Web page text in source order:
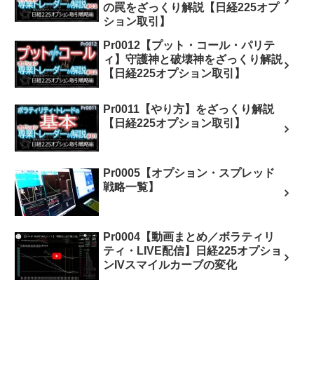
の罠をざっくり解説【日経225オプ
ション取引】
Pr0012【プット・コール・パリテ
ィ】守護神と破壊神をざっくり解説
【日経225オプション取引】
Pr0011【やり方】をざっくり解説
【日経225オプション取引】
Pr0005【オプション・スプレッド
戦略一覧】
Pr0004【動画まとめ／ボラティリ
ティ・LIVE配信】日経225オプショ
ンIVスマイルカーブの変化